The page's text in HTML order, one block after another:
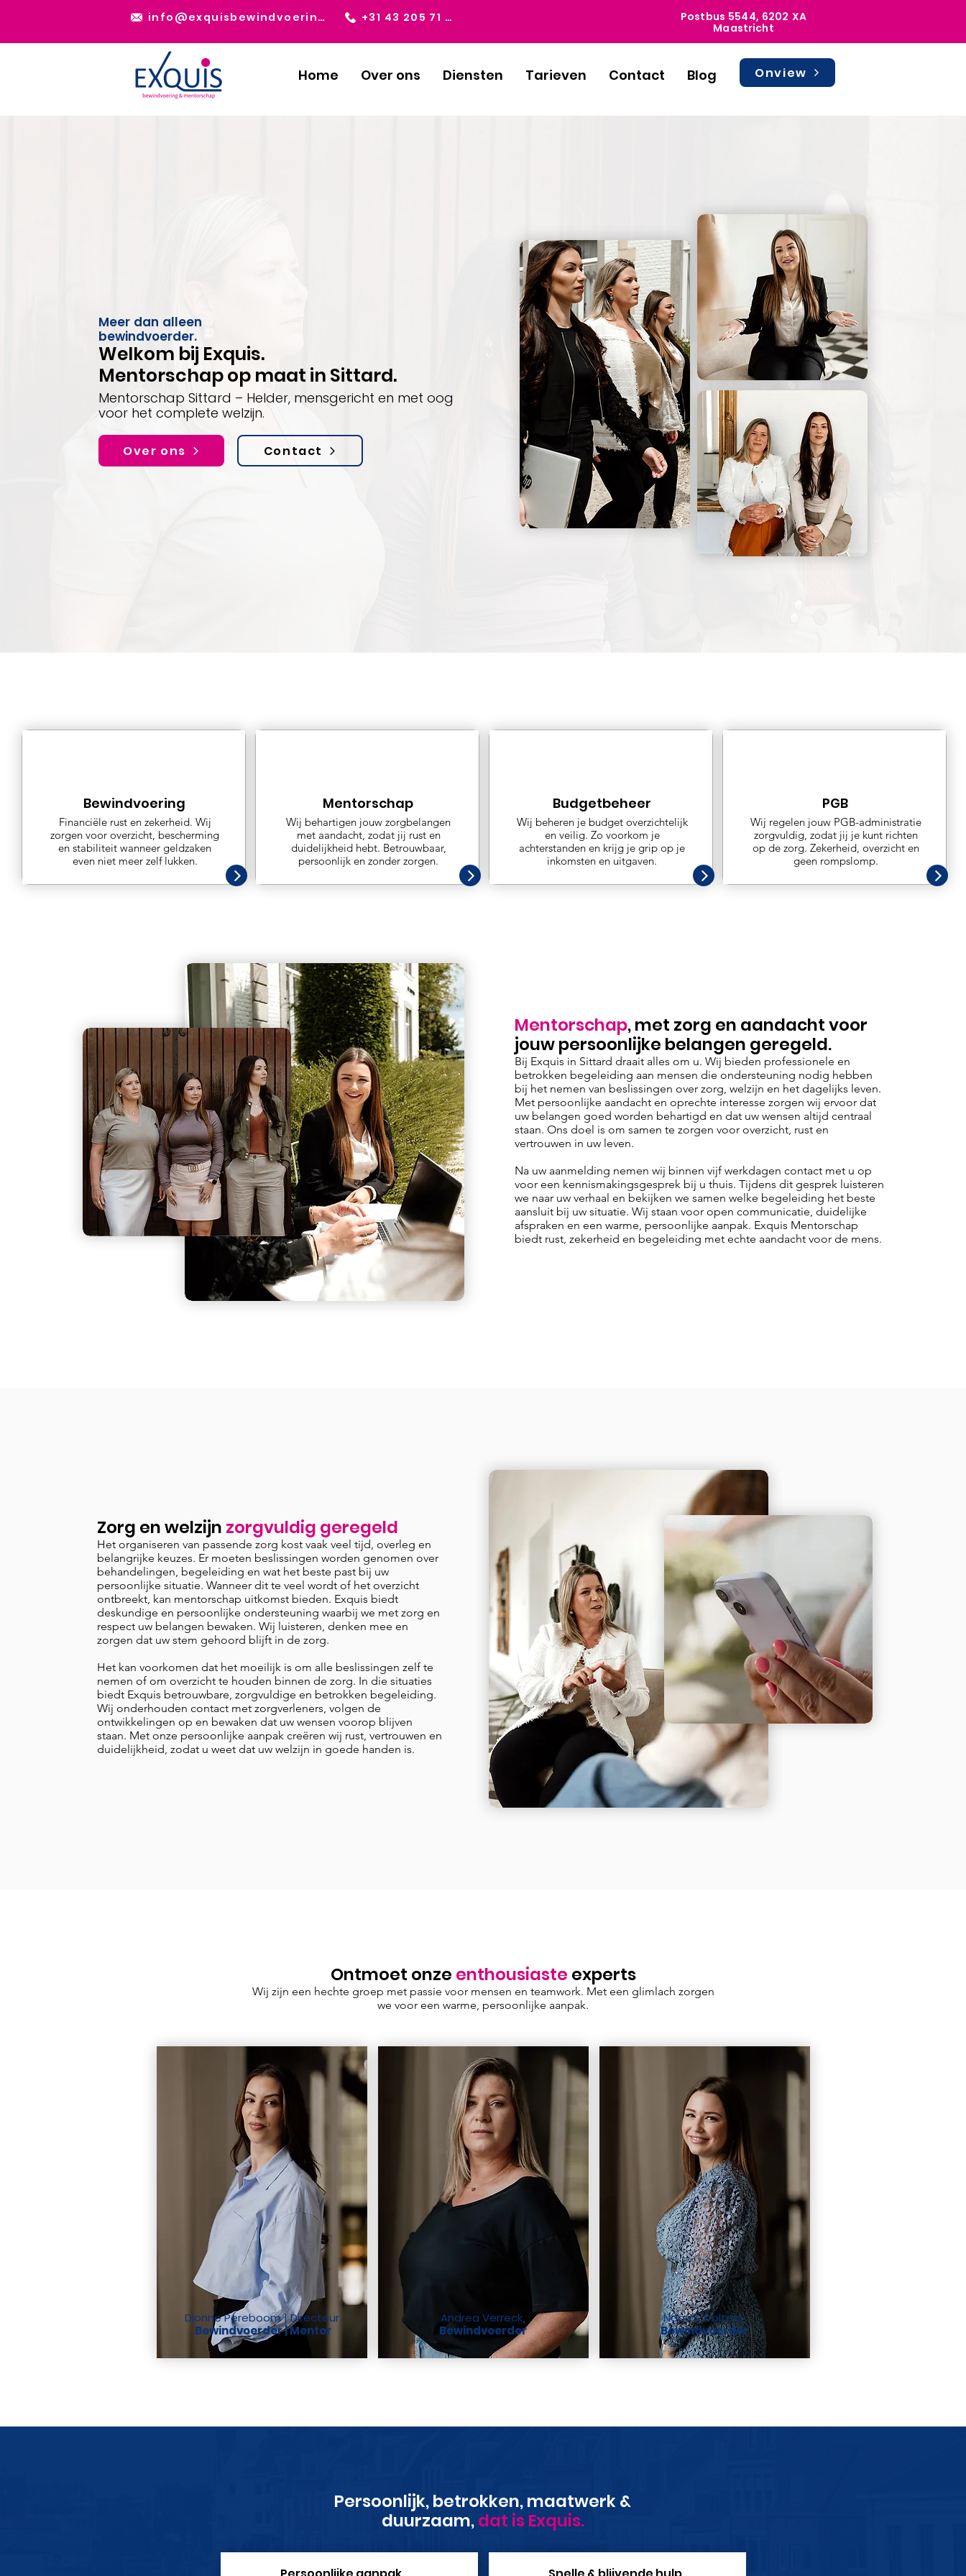
Postbus 5544, 6202 XA
Maastricht
+31 43 205 71 69
info@exquisbewindvoering.nl
Home Over ons Diensten Tarieven Contact Blog Onview
Meer dan alleen
bewindvoerder.
Welkom bij Exquis.
Mentorschap op maat in Sittard.
Mentorschap Sittard – Helder, mensgericht en met oog
voor het complete welzijn.
Over ons Contact
Bewindvoering
Financiële rust en zekerheid. Wij
zorgen voor overzicht, bescherming
en stabiliteit wanneer geldzaken
even niet meer zelf lukken.
Mentorschap
Wij behartigen jouw zorgbelangen
met aandacht, zodat jij rust en
duidelijkheid hebt. Betrouwbaar,
persoonlijk en zonder zorgen.
Budgetbeheer
Wij beheren je budget overzichtelijk
en veilig. Zo voorkom je
achterstanden en krijg je grip op je
inkomsten en uitgaven.
PGB
Wij regelen jouw PGB-administratie
zorgvuldig, zodat jij je kunt richten
op de zorg. Zekerheid, overzicht en
geen rompslomp.
Mentorschap, met zorg en aandacht voor
jouw persoonlijke belangen geregeld.
Bij Exquis in Sittard draait alles om u. Wij bieden professionele en
betrokken begeleiding aan mensen die ondersteuning nodig hebben
bij het nemen van beslissingen over zorg, welzijn en het dagelijks leven.
Met persoonlijke aandacht en oprechte interesse zorgen wij ervoor dat
uw belangen goed worden behartigd en dat uw wensen altijd centraal
staan. Ons doel is om samen te zorgen voor overzicht, rust en
vertrouwen in uw leven.
Na uw aanmelding nemen wij binnen vijf werkdagen contact met u op
voor een kennismakingsgesprek bij u thuis. Tijdens dit gesprek luisteren
we naar uw verhaal en bekijken we samen welke begeleiding het beste
aansluit bij uw situatie. Wij staan voor open communicatie, duidelijke
afspraken en een warme, persoonlijke aanpak. Exquis Mentorschap
biedt rust, zekerheid en begeleiding met echte aandacht voor de mens.
Zorg en welzijn zorgvuldig geregeld
Het organiseren van passende zorg kost vaak veel tijd, overleg en
belangrijke keuzes. Er moeten beslissingen worden genomen over
behandelingen, begeleiding en wat het beste past bij uw
persoonlijke situatie. Wanneer dit te veel wordt of het overzicht
ontbreekt, kan mentorschap uitkomst bieden. Exquis biedt
deskundige en persoonlijke ondersteuning waarbij we met zorg en
respect uw belangen bewaken. Wij luisteren, denken mee en
zorgen dat uw stem gehoord blijft in de zorg.
Het kan voorkomen dat het moeilijk is om alle beslissingen zelf te
nemen of om overzicht te houden binnen de zorg. In die situaties
biedt Exquis betrouwbare, zorgvuldige en betrokken begeleiding.
Wij onderhouden contact met zorgverleners, volgen de
ontwikkelingen op en bewaken dat uw wensen voorop blijven
staan. Met onze persoonlijke aanpak creëren wij rust, vertrouwen en
duidelijkheid, zodat u weet dat uw welzijn in goede handen is.
Ontmoet onze enthousiaste experts
Wij zijn een hechte groep met passie voor mensen en teamwork. Met een glimlach zorgen
we voor een warme, persoonlijke aanpak.
Dionne Pereboom | Directeur
Bewindvoerder | Mentor
Andrea Verreck,
Bewindvoerder
Naomi Wolters,
Bewindvoerder
Persoonlijk, betrokken, maatwerk &
duurzaam,dat is Exquis.